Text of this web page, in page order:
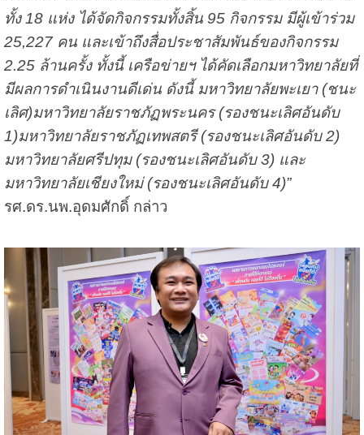
ทั้ง 18 แห่ง ได้จัดกิจกรรมทั้งสิ้น 95 กิจกรรม มีผู้เข้าร่วม
25,227 คน และเข้าถึงสื่อประชาสัมพันธ์ของกิจกรรม
2.25 ล้านครั้ง ทั้งนี้ เครือข่ายฯ ได้คัดเลือกมหาวิทยาลัยที่
มีผลการดำเนินงานดีเด่น ดังนี้ มหาวิทยาลัยพะเยา (ชนะ
เลิศ)มหาวิทยาลัยราชภัฏพระนคร (รองชนะเลิศอันดับ
1)มหาวิทยาลัยราชภัฏเทพสตรี (รองชนะเลิศอันดับ 2)
มหาวิทยาลัยศรีปทุม (รองชนะเลิศอันดับ 3) และ
มหาวิทยาลัยเชียงใหม่ (รองชนะเลิศอันดับ 4)”
รศ.ดร.นพ.อุดมศักดิ์ กล่าว